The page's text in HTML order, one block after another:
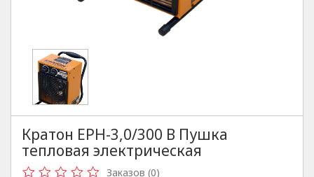
Кратон EPH-3,0/300 B Пушка
тепловая электрическая
Заказов (0)